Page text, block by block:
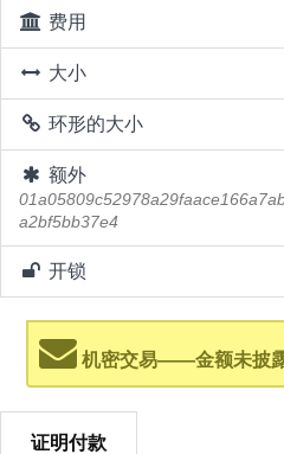
费用
大小
环形的大小
额外
a2bf5bb37e4
开锁
机密交易——金额未披露
证明付款